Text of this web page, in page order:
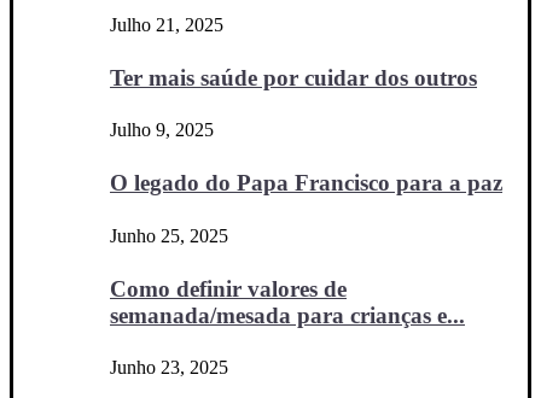
Julho 21, 2025
Ter mais saúde por cuidar dos outros
Julho 9, 2025
O legado do Papa Francisco para a paz
Junho 25, 2025
Como definir valores de
semanada/mesada para crianças e...
Junho 23, 2025